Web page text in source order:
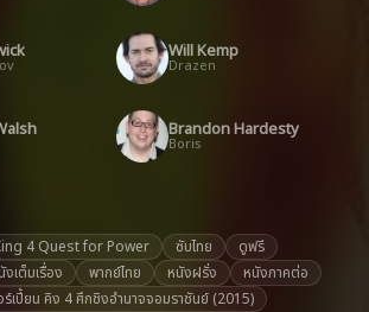
Will Kemp
Drazen
Brandon Hardesty
Boris
4 Quest for Power ซับไทย
ดูฟรี
เต็มเรื่อง พากย์ไทย หนังฝรั่ง
หนังภาคต่อ
ร์เปี้ยน คิง 4 ศึกชิงอำนาจจอมราชันย์ (2015)